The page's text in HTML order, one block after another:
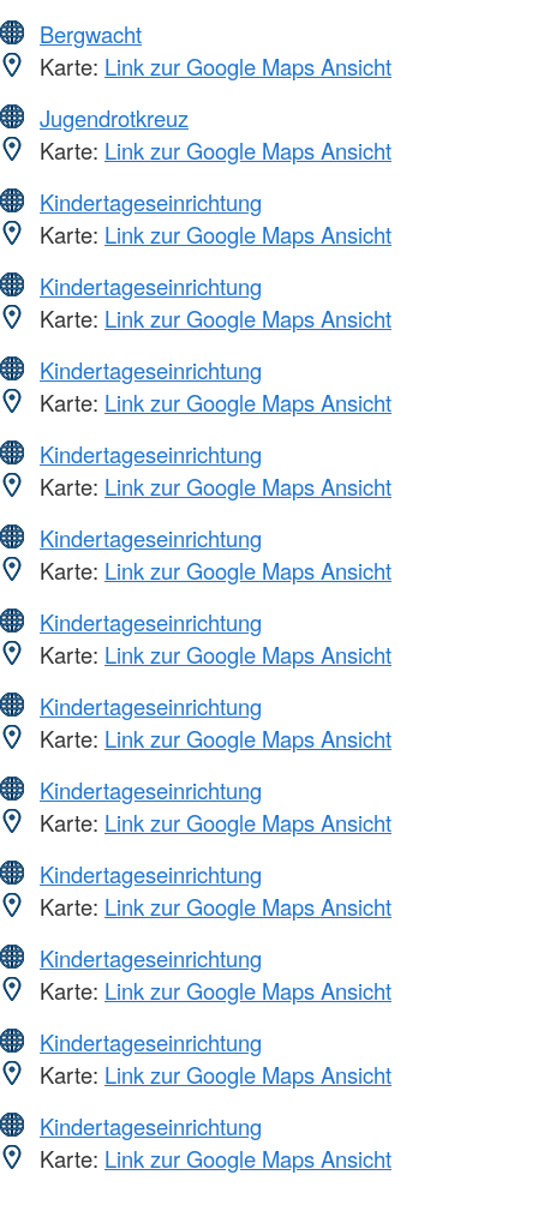
Bergwacht
Karte: Link zur Google Maps Ansicht
Jugendrotkreuz
Karte: Link zur Google Maps Ansicht
Kindertageseinrichtung
Karte: Link zur Google Maps Ansicht
Kindertageseinrichtung
Karte: Link zur Google Maps Ansicht
Kindertageseinrichtung
Karte: Link zur Google Maps Ansicht
Kindertageseinrichtung
Karte: Link zur Google Maps Ansicht
Kindertageseinrichtung
Karte: Link zur Google Maps Ansicht
Kindertageseinrichtung
Karte: Link zur Google Maps Ansicht
Kindertageseinrichtung
Karte: Link zur Google Maps Ansicht
Kindertageseinrichtung
Karte: Link zur Google Maps Ansicht
Kindertageseinrichtung
Karte: Link zur Google Maps Ansicht
Kindertageseinrichtung
Karte: Link zur Google Maps Ansicht
Kindertageseinrichtung
Karte: Link zur Google Maps Ansicht
Kindertageseinrichtung
Karte: Link zur Google Maps Ansicht